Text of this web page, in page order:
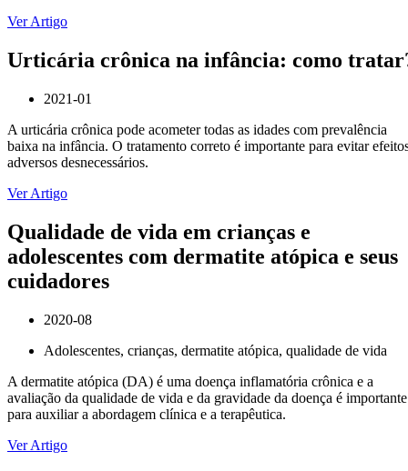
Ver Artigo
Urticária crônica na infância: como
2021-01
A urticária crônica pode acometer todas as idades com prevalência
baixa na infância. O tratamento correto é importante para evitar
adversos desnecessários.
Ver Artigo
Qualidade de vida em crianças e
adolescentes com dermatite atópica e seus
cuidadores
2020-08
Adolescentes, crianças, dermatite atópica, qualidade de vida
A dermatite atópica (DA) é uma doença inflamatória crônica e a
avaliação da qualidade de vida e da gravidade da doença é importante
para auxiliar a abordagem clínica e a terapêutica.
Ver Artigo